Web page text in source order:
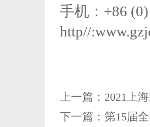
手机： +86
http//:www.
上一篇： 2021上
下一篇： 第15届